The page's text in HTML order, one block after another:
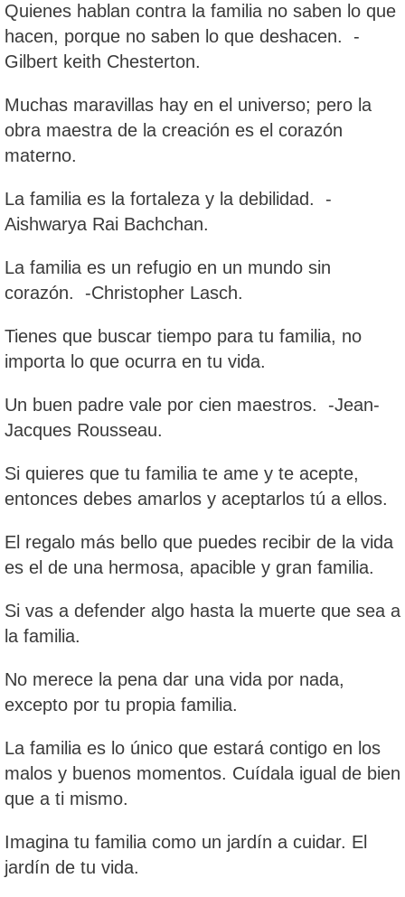
Quienes hablan contra la familia no saben lo que
hacen, porque no saben lo que deshacen. -
Gilbert keith Chesterton.
Muchas maravillas hay en el universo; pero la
obra maestra de la creación es el corazón
materno.
La familia es la fortaleza y la debilidad. -
Aishwarya Rai Bachchan.
La familia es un refugio en un mundo sin
corazón. -Christopher Lasch.
Tienes que buscar tiempo para tu familia, no
importa lo que ocurra en tu vida.
Un buen padre vale por cien maestros. -Jean-
Jacques Rousseau.
Si quieres que tu familia te ame y te acepte,
entonces debes amarlos y aceptarlos tú a ellos.
El regalo más bello que puedes recibir de la vida
es el de una hermosa, apacible y gran familia.
Si vas a defender algo hasta la muerte que sea a
la familia.
No merece la pena dar una vida por nada,
excepto por tu propia familia.
La familia es lo único que estará contigo en los
malos y buenos momentos. Cuídala igual de bien
que a ti mismo.
Imagina tu familia como un jardín a cuidar. El
jardín de tu vida.